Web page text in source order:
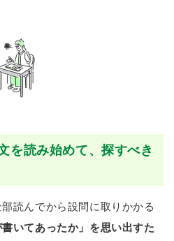
を読み始めて、探すべき
読んでから設問に取りかかる
書いてあったか」を思い出すた